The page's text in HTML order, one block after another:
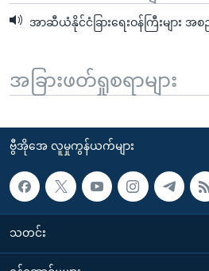
အာဆီယံနိုင်ငံခြားရေးဝန်ကြီးများ အ
အခြားဖတ်ရှုစရာများ
ဗွီအိုအေ လူမှုကွန်ယက်များ
သတင်း